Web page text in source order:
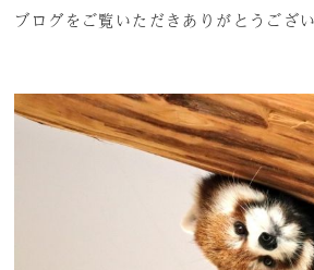
ブログをご覧いただきありがとうござい